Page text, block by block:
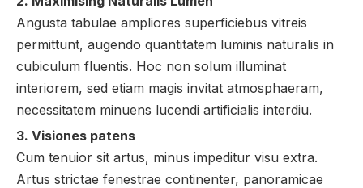
Angusta tabulae ampliores superficiebus vitreis
permittunt, augendo quantitatem luminis naturalis in
cubiculum fluentis. Hoc non solum illuminat
interiorem, sed etiam magis invitat atmosphaeram,
necessitatem minuens lucendi artificialis interdiu.
3. Visiones patens
Cum tenuior sit artus, minus impeditur visu extra.
Artus strictae fenestrae continenter, panoramicae